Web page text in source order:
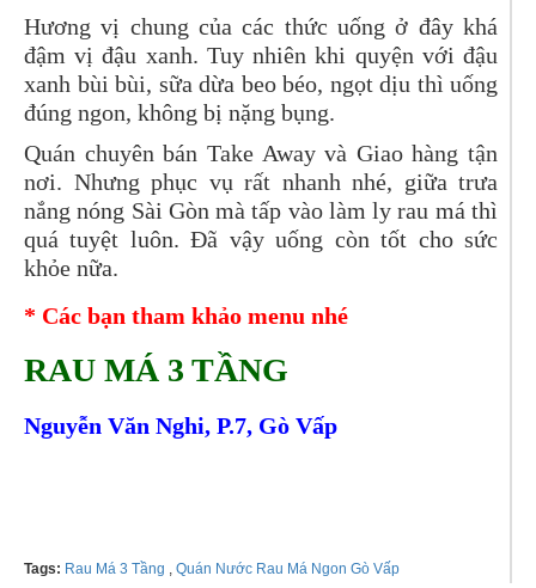
Hương vị chung của các thức uống ở đây khá
đậm vị đậu xanh. Tuy nhiên khi quyện với đậu
xanh bùi bùi, sữa dừa beo béo, ngọt dịu thì uống
đúng ngon, không bị nặng bụng.
Quán chuyên bán Take Away và Giao hàng tận
nơi. Nhưng phục vụ rất nhanh nhé, giữa trưa
nắng nóng Sài Gòn mà tấp vào làm ly rau má thì
quá tuyệt luôn. Đã vậy uống còn tốt cho sức
khỏe nữa.
* Các bạn tham khảo menu nhé
RAU MÁ 3 TẦNG
Nguyễn Văn Nghi, P.7, Gò Vấp
Tags: Rau Má 3 Tầng , Quán Nước Rau Má Ngon Gò Vấp